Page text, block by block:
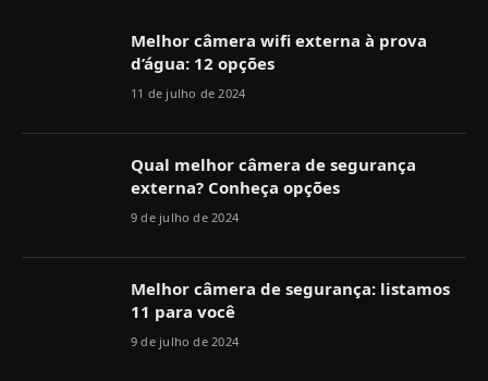
Melhor câmera wifi externa à prova
d’água: 12 opções
11 de julho de 2024
Qual melhor câmera de segurança
externa? Conheça opções
9 de julho de 2024
Melhor câmera de segurança: listamos
11 para você
9 de julho de 2024